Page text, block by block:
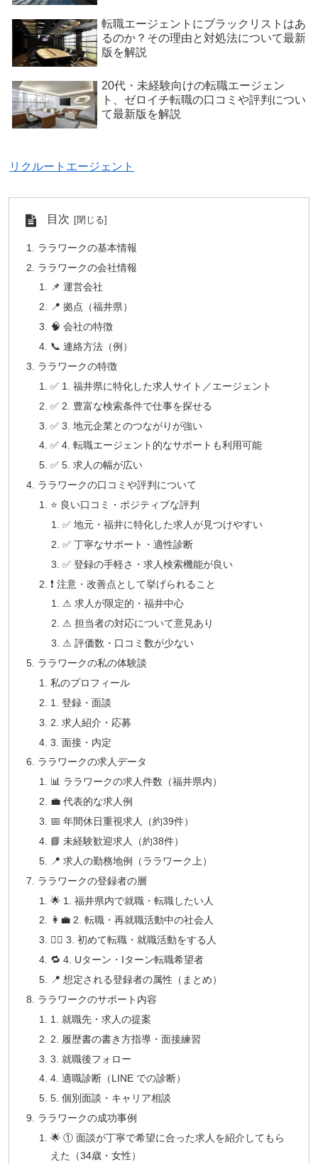
転職エージェントにブラックリストはあ
るのか？その理由と対処法について最新
版を解説
20代・未経験向けの転職エージェン
ト、ゼロイチ転職の口コミや評判につい
て最新版を解説
リクルートエージェント
目次
ララワークの基本情報
ララワークの会社情報
📌 運営会社
📍 拠点（福井県）
🧠 会社の特徴
📞 連絡方法（例）
ララワークの特徴
✅ 1. 福井県に特化した求人サイト／エージェント
✅ 2. 豊富な検索条件で仕事を探せる
✅ 3. 地元企業とのつながりが強い
✅ 4. 転職エージェント的なサポートも利用可能
✅ 5. 求人の幅が広い
ララワークの口コミや評判について
⭐ 良い口コミ・ポジティブな評判
✅ 地元・福井に特化した求人が見つけやすい
✅ 丁寧なサポート・適性診断
✅ 登録の手軽さ・求人検索機能が良い
❗ 注意・改善点として挙げられること
⚠ 求人が限定的・福井中心
⚠ 担当者の対応について意見あり
⚠ 評価数・口コミ数が少ない
ララワークの私の体験談
私のプロフィール
1. 登録・面談
2. 求人紹介・応募
3. 面接・内定
ララワークの求人データ
📊 ララワークの求人件数（福井県内）
💼 代表的な求人例
📅 年間休日重視求人（約39件）
📘 未経験歓迎求人（約38件）
📍 求人の勤務地例（ララワーク上）
ララワークの登録者の層
🌟 1. 福井県内で就職・転職したい人
👩‍💼 2. 転職・再就職活動中の社会人
🏃‍♂️ 3. 初めて転職・就職活動をする人
🔁 4. Uターン・Iターン転職希望者
📍 想定される登録者の属性（まとめ）
ララワークのサポート内容
1. 就職先・求人の提案
2. 履歴書の書き方指導・面接練習
3. 就職後フォロー
4. 適職診断（LINE での診断）
5. 個別面談・キャリア相談
ララワークの成功事例
🌟 ① 面談が丁寧で希望に合った求人を紹介してもら
えた（34歳・女性）